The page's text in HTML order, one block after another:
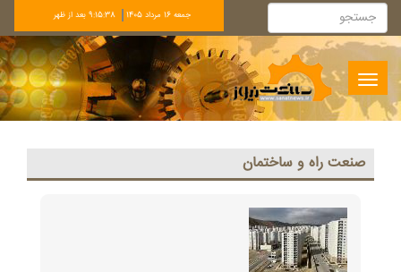
جمعه 16 مرداد 1405 9:15:39 بعد از ظهر
Toggle
navigation
صنعت راه و ساختمان